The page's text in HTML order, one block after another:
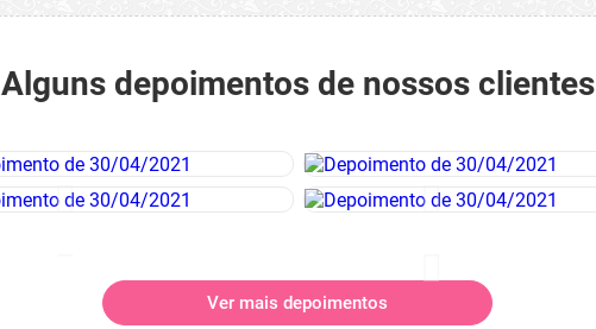
Alguns depoimentos de nossos clientes
Ver mais depoimentos